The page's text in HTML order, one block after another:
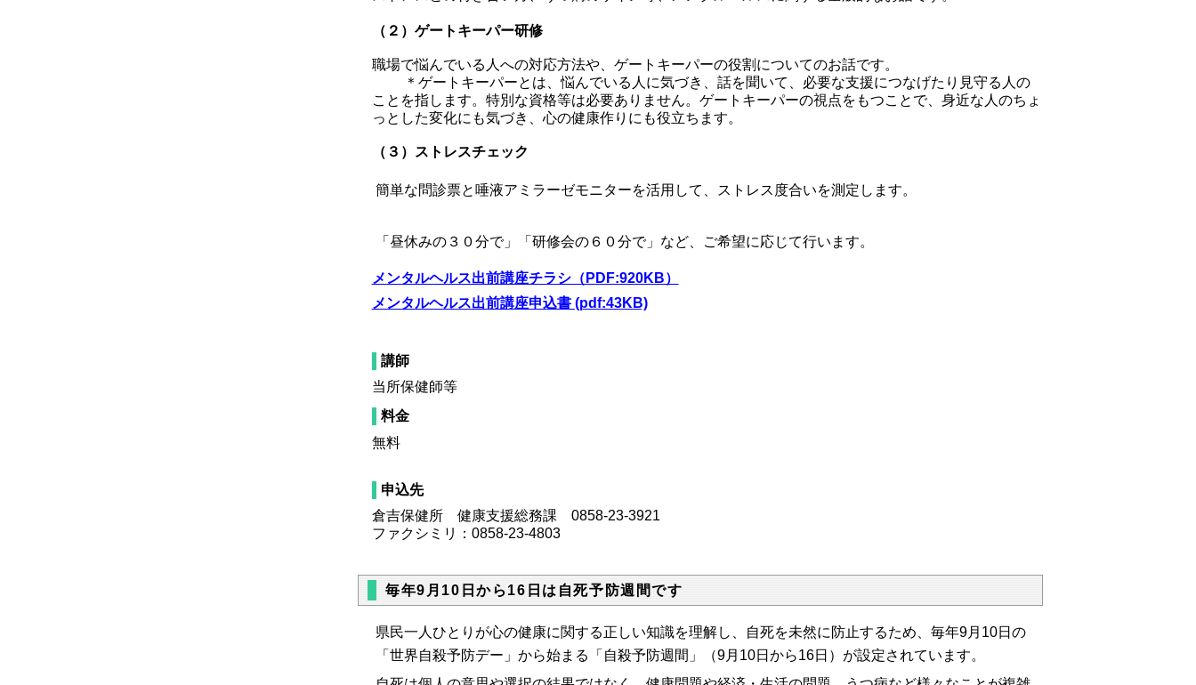
（２）ゲートキーパー研修
職場で悩んでいる人への対応方法や、ゲートキーパーの役割についてのお話です。
＊ゲートキーパーとは、悩んでいる人に気づき、話を聞いて、必要な支援につなげたり見守る人の
ことを指します。特別な資格等は必要ありません。ゲートキーパーの視点をもつことで、身近な人のちょ
っとした変化にも気づき、心の健康作りにも役立ちます。
（３）ストレスチェック
簡単な問診票と唾液アミラーゼモニターを活用して、ストレス度合いを測定します。
「昼休みの３０分で」「研修会の６０分で」など、ご希望に応じて行います。
メンタルヘルス出前講座チラシ（PDF:920KB）
メンタルヘルス出前講座申込書 (pdf:43KB)
講師
当所保健師等
料金
無料
申込先
倉吉保健所 健康支援総務課 0858-23-3921
ファクシミリ：0858-23-4803
毎年9月10日から16日は自死予防週間です
県民一人ひとりが心の健康に関する正しい知識を理解し、自死を未然に防止するため、毎年9月10日の
「世界自殺予防デー」から始まる「自殺予防週間」（9月10日から16日）が設定されています。